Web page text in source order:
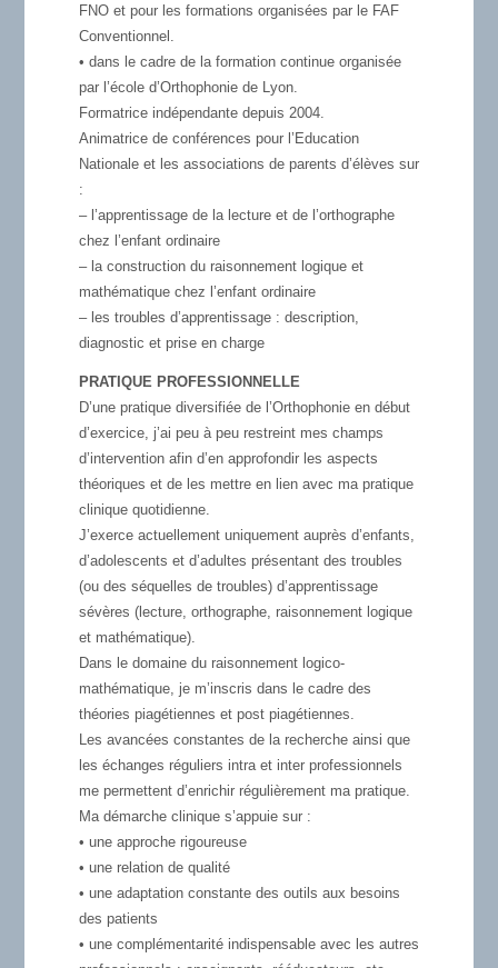
FNO et pour les formations organisées par le FAF
Conventionnel.
• dans le cadre de la formation continue organisée
par l’école d’Orthophonie de Lyon.
Formatrice indépendante depuis 2004.
Animatrice de conférences pour l’Education
Nationale et les associations de parents d’élèves sur
:
– l’apprentissage de la lecture et de l’orthographe
chez l’enfant ordinaire
– la construction du raisonnement logique et
mathématique chez l’enfant ordinaire
– les troubles d’apprentissage : description,
diagnostic et prise en charge
PRATIQUE PROFESSIONNELLE
D’une pratique diversifiée de l’Orthophonie en début
d’exercice, j’ai peu à peu restreint mes champs
d’intervention afin d’en approfondir les aspects
théoriques et de les mettre en lien avec ma pratique
clinique quotidienne.
J’exerce actuellement uniquement auprès d’enfants,
d’adolescents et d’adultes présentant des troubles
(ou des séquelles de troubles) d’apprentissage
sévères (lecture, orthographe, raisonnement logique
et mathématique).
Dans le domaine du raisonnement logico-
mathématique, je m’inscris dans le cadre des
théories piagétiennes et post piagétiennes.
Les avancées constantes de la recherche ainsi que
les échanges réguliers intra et inter professionnels
me permettent d’enrichir régulièrement ma pratique.
Ma démarche clinique s’appuie sur :
• une approche rigoureuse
• une relation de qualité
• une adaptation constante des outils aux besoins
des patients
• une complémentarité indispensable avec les autres